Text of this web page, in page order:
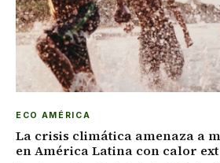
ECO AMÉRICA
La crisis climática amenaza a
en América Latina con calor